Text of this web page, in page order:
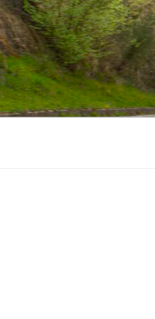
Saltar
al
contenido